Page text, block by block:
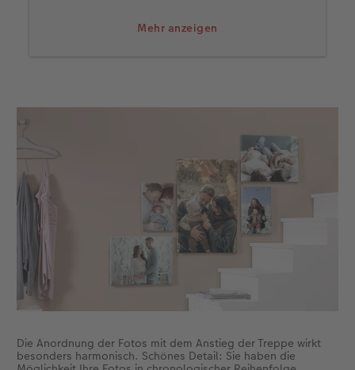
Mehr anzeigen
Fotos. Hier blicken nicht nur Sie und Ihre
auszustellen. Dazu gehören zum Beispiel
Schwangerschafts- und Babyfotos oder auch
Bilder vom letzten Badeurlaub.
Auch im Durchgangsbereich der
Wohnung lässt sich eine Fotowand kreativ
gestalten. Flurwände haben viel Platz für
umfangreiche Arrangements mit
Dekorationen. Wählen Sie hierfür die
Favoriten Ihrer Reisen, Feiern oder auch
schlichten Momentaufnahmen aus.
sorgt dafür, dass Sie Ihr Gesamtwerk
ebenfalls ansteigend konzipieren sollten. So
Die Anordnung der Fotos mit dem Anstieg der Treppe wirkt
besonders harmonisch. Schönes Detail: Sie haben die